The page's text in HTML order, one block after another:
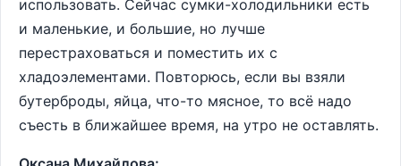
использовать. Сейчас сумки-холодильники есть
и маленькие, и большие, но лучше
перестраховаться и поместить их с
хладоэлементами. Повторюсь, если вы взяли
бутерброды, яйца, что-то мясное, то всё надо
съесть в ближайшее время, на утро не оставлять.